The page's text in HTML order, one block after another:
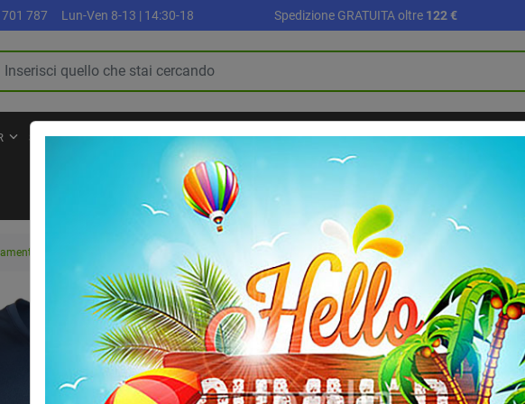
787 Lun-Ven 8-13 | 14:30-18 Spedizione GRATUITA oltre 122 €
SPORT OUTDOOR PALLONI E ACCESSORI SETTORE SCUOLA ALLENAMENTO E
RIABILITAZIONE E RECUPERO
sportivo T-Shirt sportiva con retro in micromesh | Blu
T-Shirt sportiva
Maglia tecnica ideale per
Colore blu.